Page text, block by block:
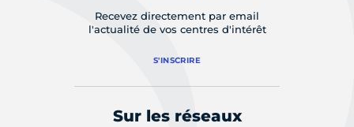
Recevez directement par email
l'actualité de vos centres d'intérêt
S'INSCRIRE
Sur les réseaux